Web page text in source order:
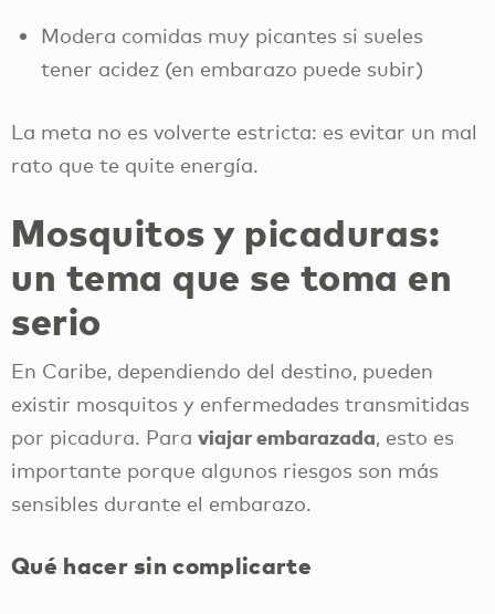
Modera comidas muy picantes si sueles
tener acidez (en embarazo puede subir)
La meta no es volverte estricta: es evitar un mal
rato que te quite energía.
Mosquitos y picaduras:
un tema que se toma en
serio
En Caribe, dependiendo del destino, pueden
existir mosquitos y enfermedades transmitidas
por picadura. Para viajar embarazada, esto es
importante porque algunos riesgos son más
sensibles durante el embarazo.
Qué hacer sin complicarte